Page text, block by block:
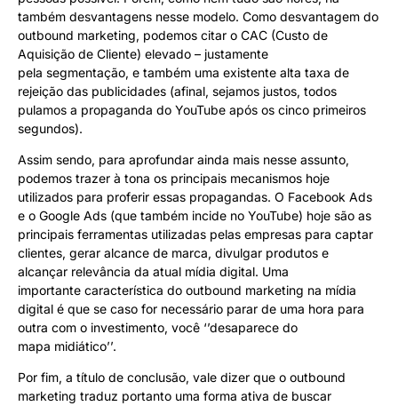
também desvantagens nesse modelo. Como desvantagem do
outbound marketing, podemos citar o CAC (Custo de
Aquisição de Cliente) elevado – justamente
pela segmentação, e também uma existente alta taxa de
rejeição das publicidades (afinal, sejamos justos, todos
pulamos a propaganda do YouTube após os cinco primeiros
segundos).
Assim sendo, para aprofundar ainda mais nesse assunto,
podemos trazer à tona os principais mecanismos hoje
utilizados para proferir essas propagandas. O Facebook Ads
e o Google Ads (que também incide no YouTube) hoje são as
principais ferramentas utilizadas pelas empresas para captar
clientes, gerar alcance de marca, divulgar produtos e
alcançar relevância da atual mídia digital. Uma
importante característica do outbound marketing na mídia
digital é que se caso for necessário parar de uma hora para
outra com o investimento, você ‘’desaparece do
mapa midiático’’.
Por fim, a título de conclusão, vale dizer que o outbound
marketing traduz portanto uma forma ativa de buscar